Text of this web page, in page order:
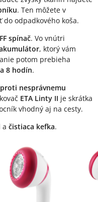
. Ten môžete v
odpadkového koša.
spínač. Vo vnútri
, ktorý vám
potom prebieha
8 hodín.
nesprávnemu
ETA Linty II je skrátka
vhodný aj na cesty.
a čistiaca kefka.